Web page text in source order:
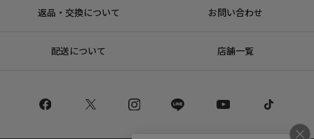
返品・交換について お問い合わせ
配送について 店舗一覧